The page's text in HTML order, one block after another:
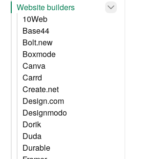
Website builders
10Web
Base44
Bolt.new
Boxmode
Canva
Carrd
Create.net
Design.com
Designmodo
Dorik
Duda
Durable